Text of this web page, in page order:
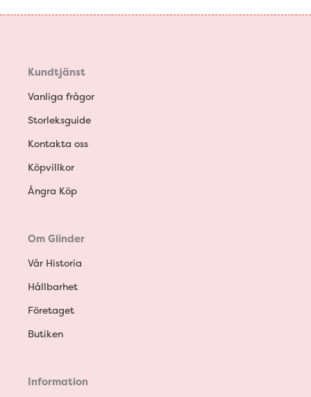
Kundtjänst
Vanliga frågor
Storleksguide
Kontakta oss
Köpvillkor
Ångra Köp
Om Glinder
Vår Historia
Hållbarhet
Företaget
Butiken
Information